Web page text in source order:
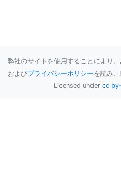
弊社のサイトを使用することにより
およびプライバシーポリシーを読み
Licensed under cc